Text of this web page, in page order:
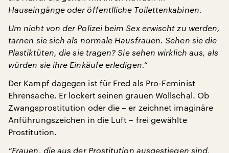
Hauseingänge oder öffentlliche Toilettenkabinen.
Um nicht von der Polizei beim Sex erwischt zu werden,
tarnen sie sich als normale Hausfrauen. Sehen sie die
Plastiktüten, die sie tragen? Sie sehen wirklich aus, als
würden sie ihre Einkäufe erledigen.“
Der Kampf dagegen ist für Fred als Pro-Feminist
Ehrensache. Er lockert seinen grauen Wollschal. Ob
Zwangsprostitution oder die – er zeichnet imaginäre
Anführungszeichen in die Luft – frei gewählte
Prostitution.
“Frauen, die aus der Prostitution ausgestiegen sind,